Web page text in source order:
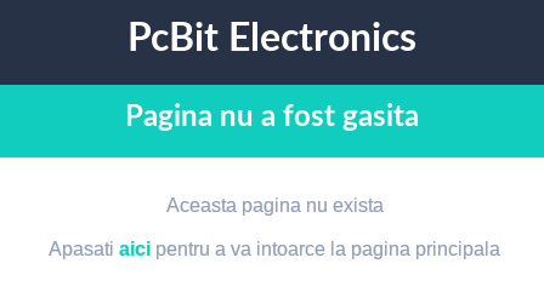
PcBit Electronics
Pagina nu a fost gasita
Aceasta pagina nu exista
Apasatiaici pentru a va intoarce la pagina principala